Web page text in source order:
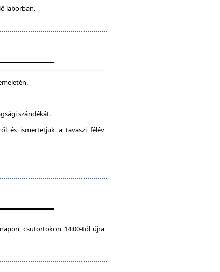
laborban.
szándékát.
és ismertetjük a tavaszi félév
csütörtökön 14:00-tól újra